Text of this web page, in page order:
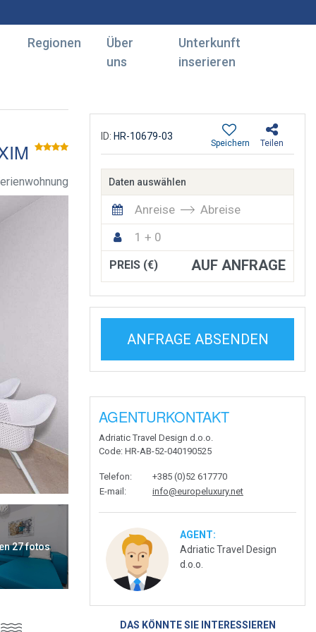
Regionen
Über
uns
Unterkunft
inserieren
27 fotos
ID: HR-10679-03
Teilen
Speichern
Daten auswählen
Anreise
Abreise
1 + 0
PREIS (€) AUF ANFRAGE
ANFRAGE ABSENDEN
AGENTURKONTAKT
Adriatic Travel Design d.o.o.
Code: HR-AB-52-040190525
Telefon:
+385 (0)52 617770
E-mail : info@europeluxury.net
AGENT:
Adriatic Travel Design
d.o.o.
DAS KÖNNTE SIE INTERESSIEREN